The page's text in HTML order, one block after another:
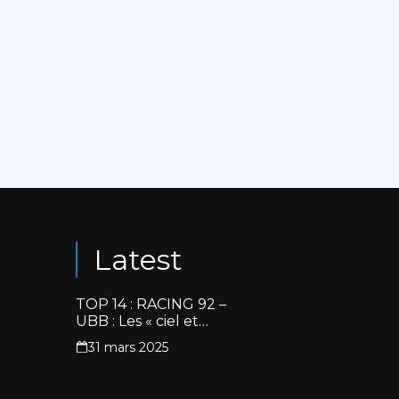
Latest
TOP 14 : RACING 92 –
UBB : Les « ciel et
blanc » renouent avec
la victoire
31 mars 2025